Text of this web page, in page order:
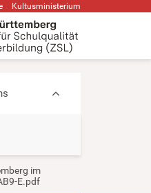
Kultusministerium
im
E.pdf